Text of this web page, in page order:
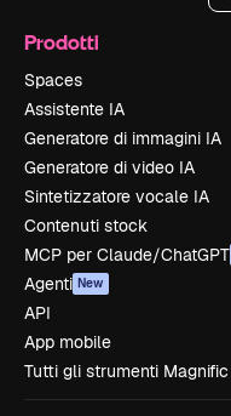
Prodotti
Spaces
Assistente IA
Generatore di immagini IA
Generatore di video IA
Sintetizzatore vocale IA
Contenuti stock
MCP per Claude/ChatGPT
Agenti New
API
App mobile
Tutti gli strumenti Magnific